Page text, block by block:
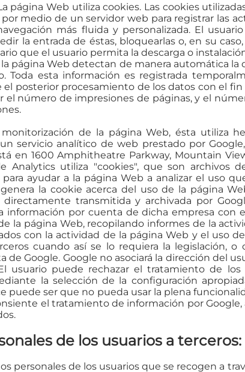
página Web utiliza cookies. Las cookies
medio de un servidor web para registrar las
más fluida y personalizada. El
la entrada de éstas, bloquearlas o, en su
que el usuario permita la descarga o
página Web detectan de manera automática la
Toda esta información es registrada
posterior procesamiento de los datos con el
número de impresiones de páginas, y el
de la página Web, ésta utiliza
servicio analítico de web prestado por
en 1600 Amphitheatre Parkway, Mountain
Analytics utiliza "cookies", que son archivos
ayudar a la página Web a analizar el uso
la cookie acerca del uso de la página
transmitida y archivada por
información por cuenta de dicha empresa con
la página Web, recopilando informes de la
con la actividad de la página Web y el uso
cuando así se lo requiera la legislación, o
de Google. Google no asociará la dirección del
usuario puede rechazar el tratamiento de
la selección de la configuración
puede ser que no pueda usar la plena
el tratamiento de información por Google,
de los usuarios a terceros:
personales de los usuarios que se recogen a